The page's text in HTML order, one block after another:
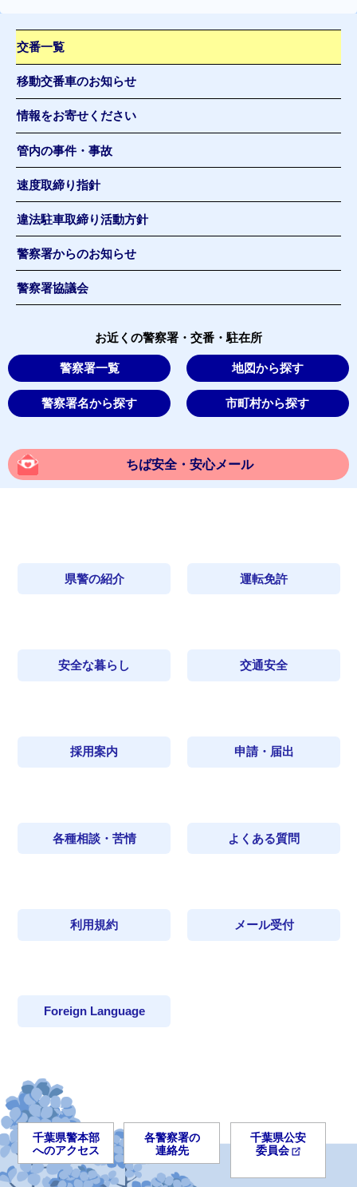
交番一覧
移動交番車のお知らせ
情報をお寄せください
管内の事件・事故
速度取締り指針
違法駐車取締り活動方針
警察署からのお知らせ
警察署協議会
お近くの警察署・交番・駐在所
警察署一覧 地図から探す
警察署名から探す 市町村から探す
ちば安全・安心メール
県警の紹介 運転免許
安全な暮らし 交通安全
採用案内 申請・届出
各種相談・苦情 よくある質問
利用規約 メール受付
Foreign Language
千葉県警本部
へのアクセス
各警察署の
連絡先
千葉県公安
委員会